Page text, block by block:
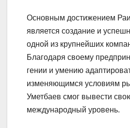
Основным достижением
является создание и
одной из крупнейших
Благодаря своему
гении и умению
изменяющимся условиям
Уметбаев смог вывести
международный уровень.